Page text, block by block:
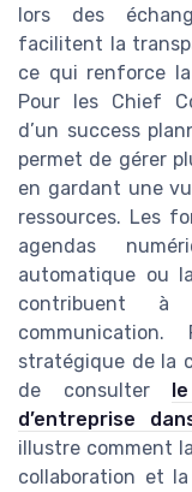
lors des
facilitent la
ce qui renforce
Pour les Chief
d’un success
permet de gérer
en gardant une
ressources. Les
agendas
automatique ou
contribuent
stratégique de la
de consulter
d’entreprise
illustre comment
collaboration et